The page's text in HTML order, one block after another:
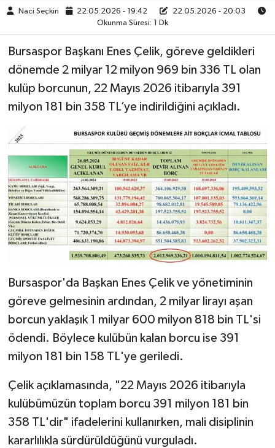
Naci Seçkin 22.05.2026 - 19:42
22.05.2026 - 20:03
Okunma Süresi: 1 Dk
Bursaspor Başkanı Enes Çelik, göreve geldikleri
dönemde 2 milyar 12 milyon 969 bin 336 TL olan
kulüp borcunun, 22 Mayıs 2026 itibarıyla 391
milyon 181 bin 358 TL’ye indirildiğini açıkladı.
Bursaspor'da Başkan Enes Çelik ve yönetiminin
göreve gelmesinin ardından, 2 milyar lirayı aşan
borcun yaklaşık 1 milyar 600 milyon 818 bin TL'si
ödendi. Böylece kulübün kalan borcu ise 391
milyon 181 bin 158 TL'ye geriledi.
Çelik açıklamasında, "22 Mayıs 2026 itibarıyla
kulübümüzün toplam borcu 391 milyon 181 bin
358 TL'dir" ifadelerini kullanırken, mali disiplinin
kararlılıkla sürdürüldüğünü vurguladı.